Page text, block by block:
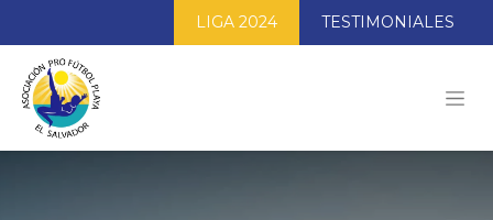
LIGA 2024 TESTIMONIALES